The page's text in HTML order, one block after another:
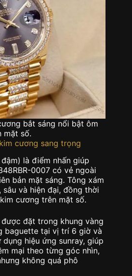
bắt sáng nổi bật ôm
mặt số.
cương sang trọng
là điểm nhấn giúp
0007 có vẻ ngoài
bản mặt sáng. Tông xám
và hiện đại, đồng thời
cương trên mặt số.
đặt trong khung vàng
baguette tại vị trí 6 giờ và
hiệu ứng sunray, giúp
mại theo từng góc nhìn,
không quá phô